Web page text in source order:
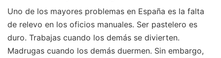
Uno de los mayores problemas en España es la falta
de relevo en los oficios manuales. Ser pastelero es
duro. Trabajas cuando los demás se divierten.
Madrugas cuando los demás duermen. Sin embargo,